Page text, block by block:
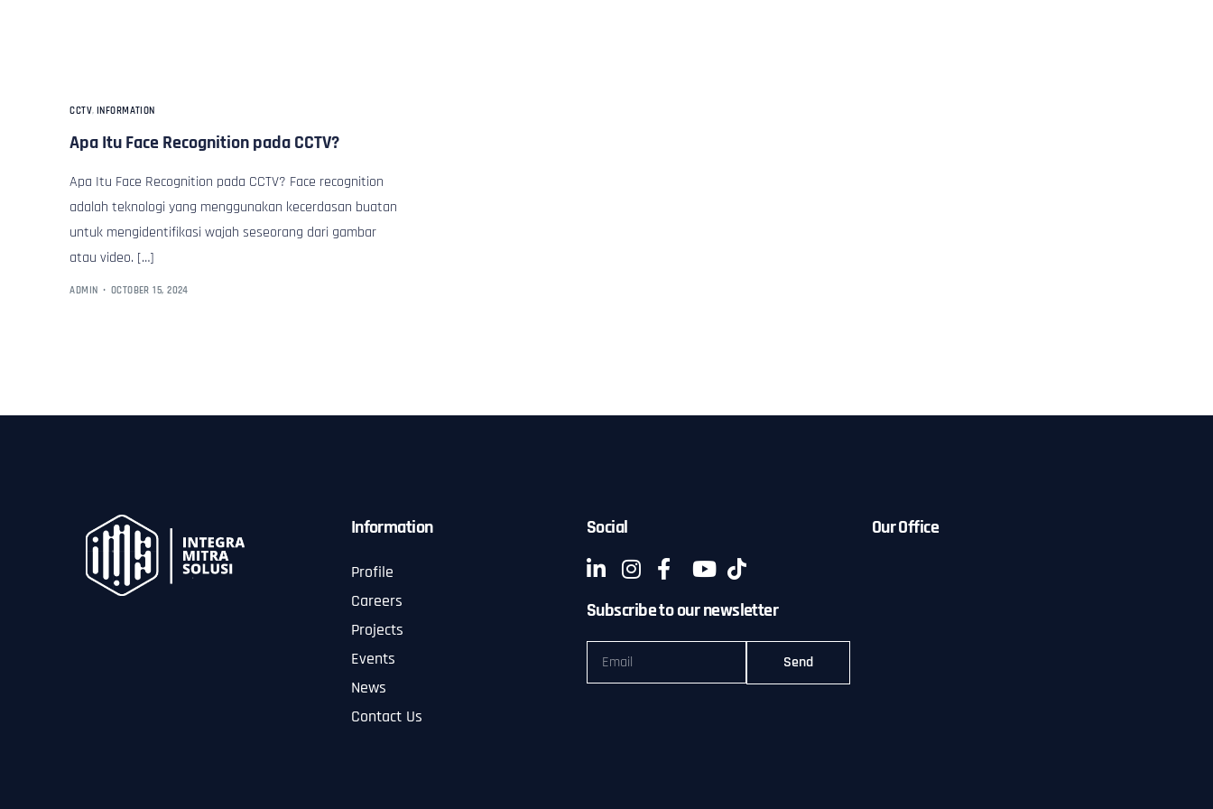
CCTV, INFORMATION
Apa Itu Face Recognition pada CCTV?
Apa Itu Face Recognition pada CCTV? Face recognition
adalah teknologi yang menggunakan kecerdasan buatan
untuk mengidentifikasi wajah seseorang dari gambar
atau video. […]
ADMIN OCTOBER 15, 2024
Information
Profile
Careers
Projects
Events
News
Contact Us
Social
Subscribe to our newsletter
Send
Our Office